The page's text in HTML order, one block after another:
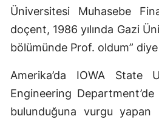
Üniversitesi Muhasebe
doçent, 1986 yılında Gazi
bölümünde Prof. oldum”
Amerika’da IOWA State
Engineering Department’de
bulunduğuna vurgu yapan